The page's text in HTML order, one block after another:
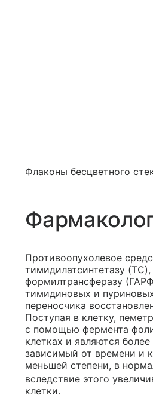
Флаконы бесцветного
Противоопухолевое
тимидилатсинтетазу
формилтрансферазу
тимидиновых и
переносчика
Поступая в клетку,
с помощью фермента
клетках и являются
зависимый от времени и
меньшей степени, в
вследствие этого
клетки.